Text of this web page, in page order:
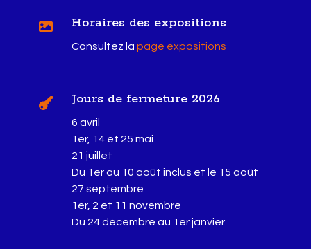
 Horaires des expositions
Consultez la page expositions
 Jours de fermeture 2026
6 avril
1er, 14 et 25 mai
21 juillet
Du 1er au 10 août inclus et le 15 août
27 septembre
1er, 2 et 11 novembre
Du 24 décembre au 1er janvier